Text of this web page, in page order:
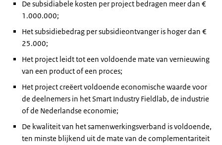
De subsidiabele kosten per project bedragen meer dan €
1.000.000;
Het subsidiebedrag per subsidieontvanger is hoger dan €
25.000;
Het project leidt tot een voldoende mate van vernieuwing
van een product of een proces;
Het project creëert voldoende economische waarde voor
de deelnemers in het Smart Industry Fieldlab, de industrie
of de Nederlandse economie;
De kwaliteit van het samenwerkingsverband is voldoende,
ten minste blijkend uit de mate van de complementariteit